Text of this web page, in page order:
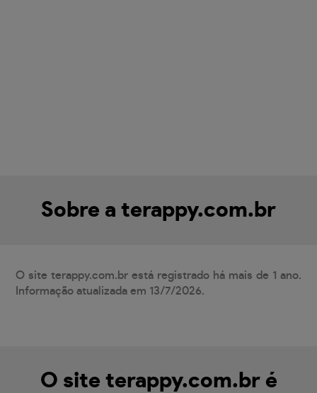
Sobre a terappy.com.br
O site terappy.com.br está registrado há mais de 1 ano.
Informação atualizada em 13/7/2026.
O site terappy.com.br é